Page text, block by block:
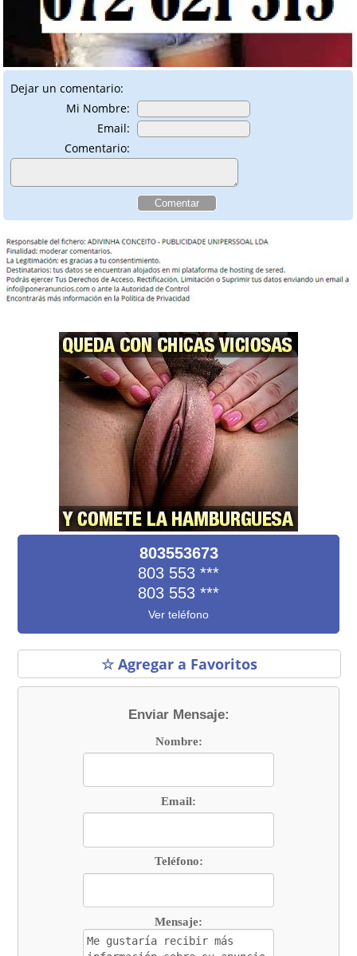
Dejar un comentario:
Mi Nombre:
Email:
Comentario:
803553673
803 553***
803 553***
Ver teléfono
☆ Agregar a Favoritos
Enviar Mensaje:
Nombre:
Email:
Teléfono:
Mensaje: